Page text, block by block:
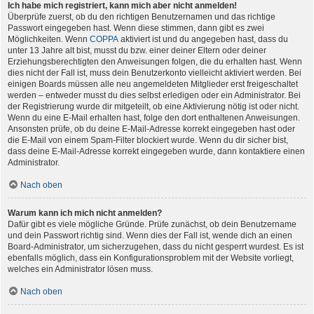
Ich habe mich registriert, kann mich aber nicht anmelden!
Überprüfe zuerst, ob du den richtigen Benutzernamen und das richtige
Passwort eingegeben hast. Wenn diese stimmen, dann gibt es zwei
Möglichkeiten. Wenn COPPA aktiviert ist und du angegeben hast, dass du
unter 13 Jahre alt bist, musst du bzw. einer deiner Eltern oder deiner
Erziehungsberechtigten den Anweisungen folgen, die du erhalten hast. Wenn
dies nicht der Fall ist, muss dein Benutzerkonto vielleicht aktiviert werden. Bei
einigen Boards müssen alle neu angemeldeten Mitglieder erst freigeschaltet
werden – entweder musst du dies selbst erledigen oder ein Administrator. Bei
der Registrierung wurde dir mitgeteilt, ob eine Aktivierung nötig ist oder nicht.
Wenn du eine E-Mail erhalten hast, folge den dort enthaltenen Anweisungen.
Ansonsten prüfe, ob du deine E-Mail-Adresse korrekt eingegeben hast oder
die E-Mail von einem Spam-Filter blockiert wurde. Wenn du dir sicher bist,
dass deine E-Mail-Adresse korrekt eingegeben wurde, dann kontaktiere einen
Administrator.
Nach oben
Warum kann ich mich nicht anmelden?
Dafür gibt es viele mögliche Gründe. Prüfe zunächst, ob dein Benutzername
und dein Passwort richtig sind. Wenn dies der Fall ist, wende dich an einen
Board-Administrator, um sicherzugehen, dass du nicht gesperrt wurdest. Es ist
ebenfalls möglich, dass ein Konfigurationsproblem mit der Website vorliegt,
welches ein Administrator lösen muss.
Nach oben